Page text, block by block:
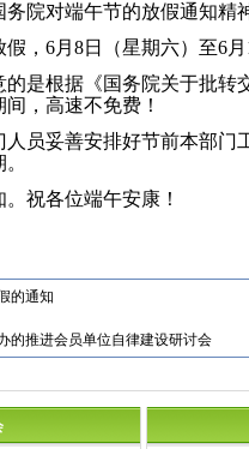
对端午节的放假通知精神
，6月8日（星期六）至6月
是根据《国务院关于批转
，高速不免费！
员妥善安排好节前本部门
祝各位端午安康！
省企
年
的通知
的推进会员单位自律建设研讨会